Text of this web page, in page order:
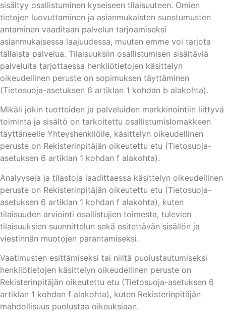
sisältyy osallistuminen kyseiseen tilaisuuteen. Omien
tietojen luovuttaminen ja asianmukaisten suostumusten
antaminen vaaditaan palvelun tarjoamiseksi
asianmukaisessa laajuudessa, muuten emme voi tarjota
tällaista palvelua. Tilaisuuksiin osallistumisen sisältäviä
palveluita tarjottaessa henkilötietojen käsittelyn
oikeudellinen peruste on sopimuksen täyttäminen
(Tietosuoja-asetuksen 6 artiklan 1 kohdan b alakohta).
Mikäli jokin tuotteiden ja palveluiden markkinointiin liittyvä
toiminta ja sisältö on tarkoitettu osallistumislomakkeen
täyttäneelle Yhteyshenkilölle, käsittelyn oikeudellinen
peruste on Rekisterinpitäjän oikeutettu etu (Tietosuoja-
asetuksen 6 artiklan 1 kohdan f alakohta).
Analyyseja ja tilastoja laadittaessa käsittelyn oikeudellinen
peruste on Rekisterinpitäjän oikeutettu etu (Tietosuoja-
asetuksen 6 artiklan 1 kohdan f alakohta), kuten
tilaisuuden arviointi osallistujien toimesta, tulevien
tilaisuuksien suunnittelun sekä esitettävän sisällön ja
viestinnän muotojen parantamiseksi.
Vaatimusten esittämiseksi tai niiltä puolustautumiseksi
henkilötietojen käsittelyn oikeudellinen peruste on
Rekisterinpitäjän oikeutettu etu (Tietosuoja-asetuksen 6
artiklan 1 kohdan f alakohta), kuten Rekisterinpitäjän
mahdollisuus puolustaa oikeuksiaan.